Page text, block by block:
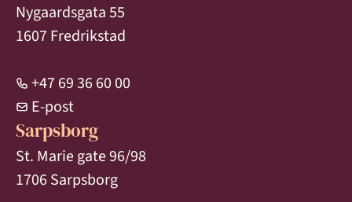
Nygaardsgata 55
1607 Fredrikstad
+47 69 36 60 00
E-post
Sarpsborg
St. Marie gate 96/98
1706 Sarpsborg